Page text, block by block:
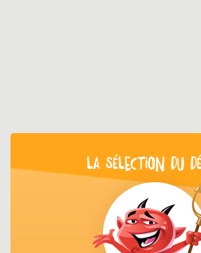
LA SÉLECTION DU